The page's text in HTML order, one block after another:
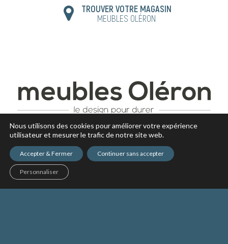
TROUVER VOTRE MAGASIN
MEUBLES OLÉRON
NOS PRODUITS CONSEIL DÉCO
ACTUALITÉS
Nous utilisons des cookies pour améliorer votre expérience
utilisateur et mesurer le trafic de notre site web.
Accepter & Fermer Continuer sans accepter
Personnaliser